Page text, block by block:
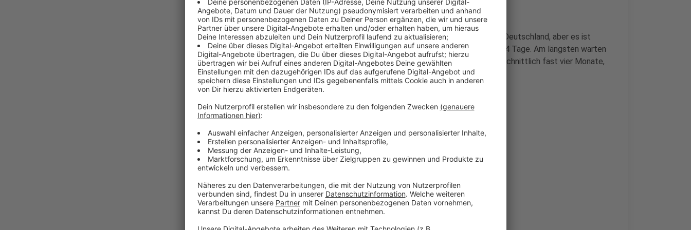
Damit gehört das Finanzamt hier weiter zu den schnellsten 30 in Deutschland, aber es ist
deutlich langsamer geworden. Letztes Jahr waren es nur knapp 34 Tage. Am längsten warten
die Menschen übrigens in Hameln auf ihre Steuererklärung, durchschnittlich fast vier Monate,
während es in Herne mit nur 30 Tagen am schnellsten geht.
Hier kriegt ihr weitere Infos zu dem Ranking.
Weitere Meldungen aus Leverkusen
Anzeige
Stadt rät wegen Brückensperrung zu Homeoffice
Rohrbruch in Schlebusch beschäftigt Techniker auch nachts